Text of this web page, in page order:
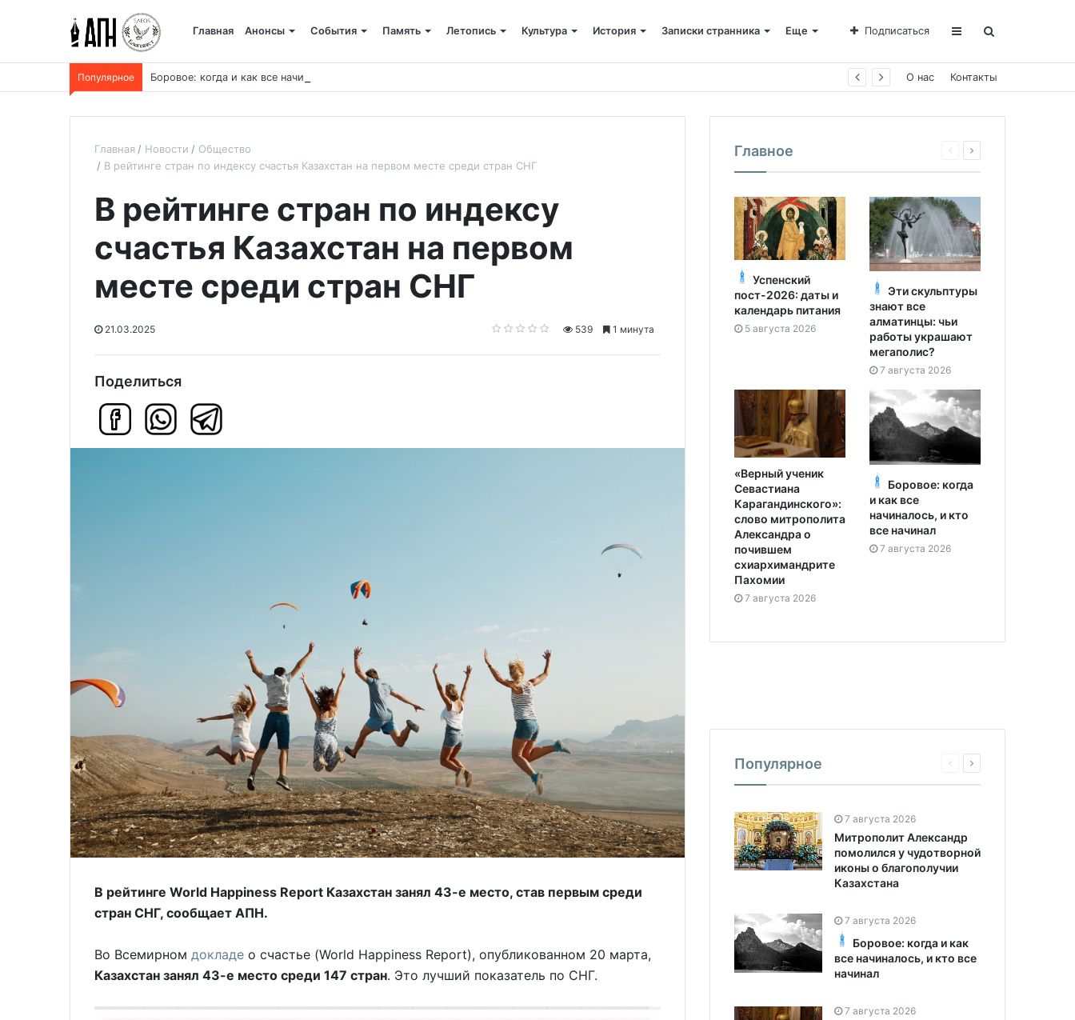
Главная Анонсы События Память Летопись Культура История Записки странника Еще Подписаться
Популярное Боровое: когда и как все начиналось, и кто все начинал О нас Контакты
Главная Новости
Общество
В рейтинге стран по индексу счастья Казахстан на первом месте среди стран СНГ
В рейтинге стран по индексу
счастья Казахстан на первом
месте среди стран СНГ
21.03.2025 539 1 минута
Поделиться
В рейтинге World Happiness Report Казахстан занял 43-е место, став первым среди
стран СНГ, сообщает АПН.
Во Всемирном докладе о счастье (World Happiness Report), опубликованном 20 марта,
Казахстан занял 43-е место среди 147 стран. Это лучший показатель по СНГ.
Главное
Успенский
пост-2026: даты и
календарь питания
5 августа 2026
Эти скульптуры
знают все
алматинцы: чьи
работы украшают
мегаполис?
7 августа 2026
«Верный ученик
Севастиана
Карагандинского»:
слово митрополита
Александра о
почившем
схиархимандрите
Пахомии
7 августа 2026
Боровое: когда
и как все
начиналось, и кто
все начинал
7 августа 2026
Популярное
7 августа 2026
Митрополит Александр
помолился у чудотворной
иконы о благополучии
Казахстана
7 августа 2026
Боровое: когда и как
все начиналось, и кто все
начинал
7 августа 2026